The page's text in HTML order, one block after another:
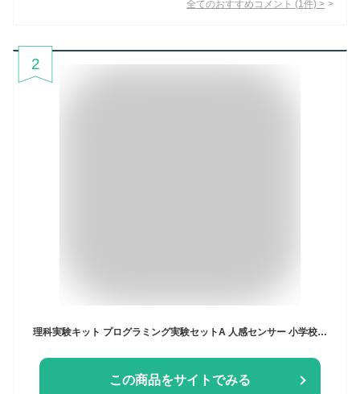
全てのおすすめコメント (1 件) >
2
理科実験キット プログラミング実験セットA 人感センサー 小学校6年生 理科 電気の利用 小学生 夏休み 冬休み 自由研究 科学工作 簡単 発光ダイオード パソコン不要 PC不要
この商品をサイトでみる